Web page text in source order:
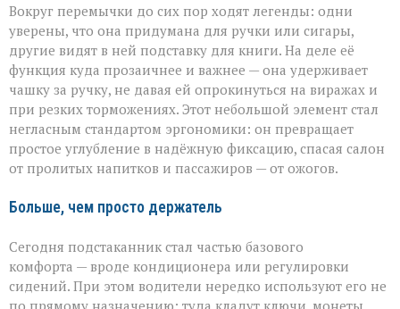
Вокруг перемычки до сих пор ходят легенды: одни
уверены, что она придумана для ручки или сигары,
другие видят в ней подставку для книги. На деле её
функция куда прозаичнее и важнее — она удерживает
чашку за ручку, не давая ей опрокинуться на виражах и
при резких торможениях. Этот небольшой элемент стал
негласным стандартом эргономики: он превращает
простое углубление в надёжную фиксацию, спасая салон
от пролитых напитков и пассажиров — от ожогов.
Больше, чем просто держатель
Сегодня подстаканник стал частью базового
комфорта — вроде кондиционера или регулировки
сидений. При этом водители нередко используют его не
по прямому назначению: туда кладут ключи, монеты,